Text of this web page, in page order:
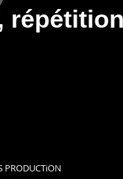
PRODUCTiON